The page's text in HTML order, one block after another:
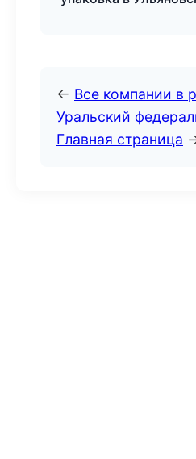
← Все компании в
Уральский
Главная страница